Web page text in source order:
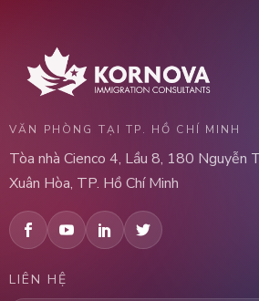
VĂN PHÒNG TẠI TP. HỒ CHÍ MINH
Tòa nhà Cienco 4, Lầu 8, 180 Nguyễn
Xuân Hòa, TP. Hồ Chí Minh
LIÊN HỆ